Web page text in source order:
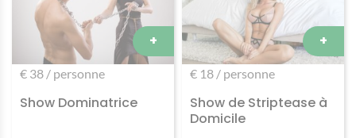
+
€ 38 / personne
Show Dominatrice
+
€ 18 / personne
Show de Striptease à
Domicile